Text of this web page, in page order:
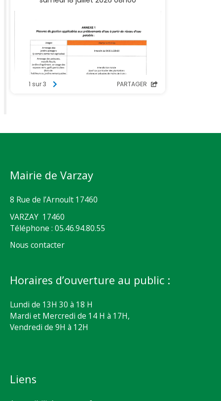
Mairie de Varzay
8 Rue de l’Arnoult 17460
VARZAY 17460
Téléphone : 05.46.94.80.55
Nous contacter
Horaires d’ouverture au public :
Lundi de 13H 30 à 18 H
Mardi et Mercredi de 14 H à 17H,
Vendredi de 9H à 12H
Liens